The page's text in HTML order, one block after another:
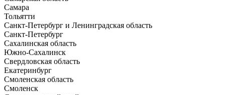
Самара
Тольятти
Санкт-Петербург и Ленинградская область
Санкт-Петербург
Сахалинская область
Южно-Сахалинск
Свердловская область
Екатеринбург
Смоленская область
Смоленск